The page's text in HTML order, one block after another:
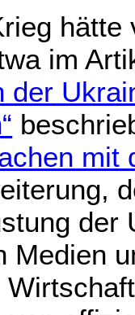
im
der
mit
der
Medien